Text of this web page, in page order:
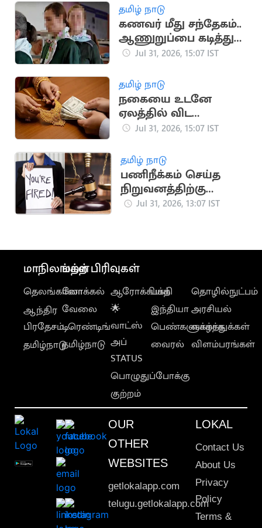
தமிழ் நாடு
கணவர் மீது சந்தேகம்..
ஆணுறுப்பை கடித்து
துப்பிய மனைவி
Jul 31, 2026, 15:07 IST
தமிழ் நாடு
நகையை உடனே
ஏலத்தில் விட
முடியாது.. ஆர்பிஐ
விளக்கம்
Jul 31, 2026, 15:07 IST
தமிழ் நாடு
பணிநீக்கம் செய்த
நிறுவனத்திற்கு
எதிராக வழக்கு.. ரூ.19
Jul 31, 2026, 13:07 IST
மாநிலங்கள்
தெலங்கானா
ஆந்திர
பிரதேசம்
தமிழ்நாடு
மற்ற பிரிவுகள்
லோக்கல்
வேலை
டிரெண்டிங்
தமிழ்நாடு
ஆரோக்கியம்
🌟
வாட்ஸ்
அப்
STATUS
பொழுதுப்போக்கு
குற்றம்
பக்தி
இந்தியா
பெண்களுக்காக
வைரல்
தொழில்நுட்பம்
அரசியல்
வாழ்த்துக்கள்
விளம்பரங்கள்
OUR
OTHER
WEBSITES
getlokalapp.com
telugu.getlokalapp.com
LOKAL
Contact Us
About Us
Privacy
Policy
Terms &